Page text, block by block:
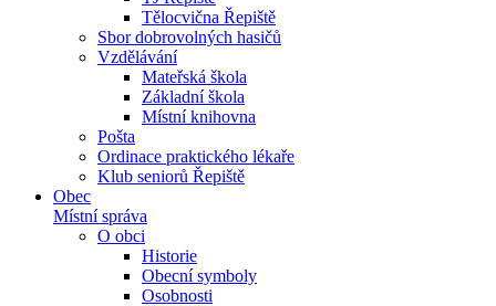
Tělocvična Řepiště
Sbor dobrovolných hasičů
Vzdělávání
Mateřská škola
Základní škola
Místní knihovna
Pošta
Ordinace praktického lékaře
Klub seniorů Řepiště
Obec
Místní správa
O obci
Historie
Obecní symboly
Osobnosti